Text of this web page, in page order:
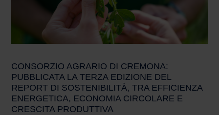
CONSORZIO AGRARIO DI CREMONA:
PUBBLICATA LA TERZA EDIZIONE DEL
REPORT DI SOSTENIBILITÀ, TRA EFFICIENZA
ENERGETICA, ECONOMIA CIRCOLARE E
CRESCITA PRODUTTIVA